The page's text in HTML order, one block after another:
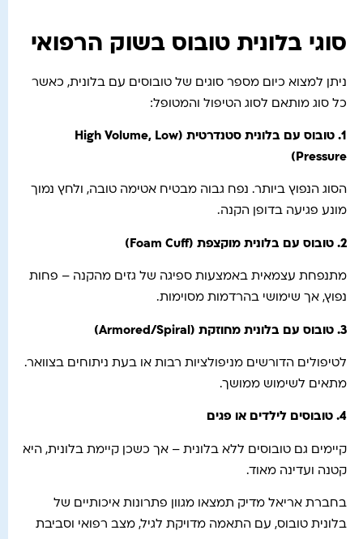
סוגי בלונית טובוס בשוק הרפואי
ניתן למצוא כיום מספר סוגים של טובוסים עם בלונית, כאשר
כל סוג מותאם לסוג הטיפול והמטופל:
1. טובוס עם בלונית סטנדרטית
(High Volume, Low
Pressure)
הסוג הנפוץ ביותר. נפח גבוה מבטיח אטימה טובה, ולחץ נמוך
מונע פגיעה בדופן הקנה.
2. טובוס עם בלונית מוקצפת (Foam Cuff)
מתנפחת עצמאית באמצעות ספיגה של גזים מהקנה – פחות
נפוץ, אך שימושי בהרדמות מסוימות.
3. טובוס עם בלונית מחוזקת (Armored/Spiral)
לטיפולים הדורשים מניפולציות רבות או בעת ניתוחים בצוואר.
מתאים לשימוש ממושך.
4. טובוסים לילדים או פגים
קיימים גם טובוסים ללא בלונית – אך כשכן קיימת בלונית, היא
קטנה ועדינה מאוד.
בחברת אריאל מדיק תמצאו מגוון פתרונות איכותיים של
בלונית טובוס, עם התאמה מדויקת לגיל, מצב רפואי וסביבת